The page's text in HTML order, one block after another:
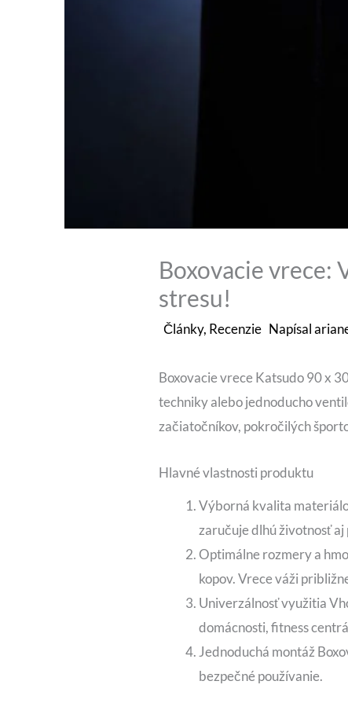
Boxovacie vrece:
stresu!
Články, Recenzie Napísal
Boxovacie vrece Katsudo 90 x
techniky alebo jednoducho
začiatočníkov, pokročilých
Hlavné vlastnosti produktu
Výborná kvalita
zaručuje dlhú životnosť
Optimálne rozmery a
kopov. Vrece váži
Univerzálnosť využitia
domácnosti, fitness
Jednoduchá montáž
bezpečné používanie.